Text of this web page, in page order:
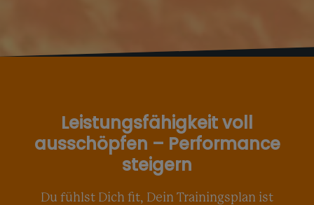
Leistungsfähigkeit voll
ausschöpfen – Performance
steigern
Du fühlst Dich fit, Dein Trainingsplan ist